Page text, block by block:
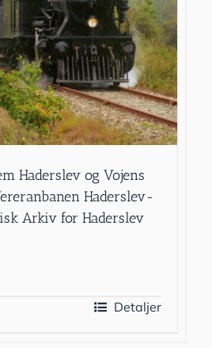
Haderslev og Vojens
Haderslev-
Arkiv for Haderslev
Detaljer